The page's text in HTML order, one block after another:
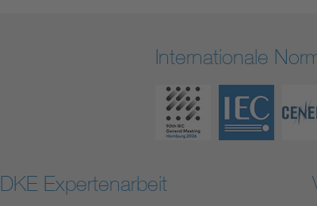
Internationale
DKE Expertenarbeit